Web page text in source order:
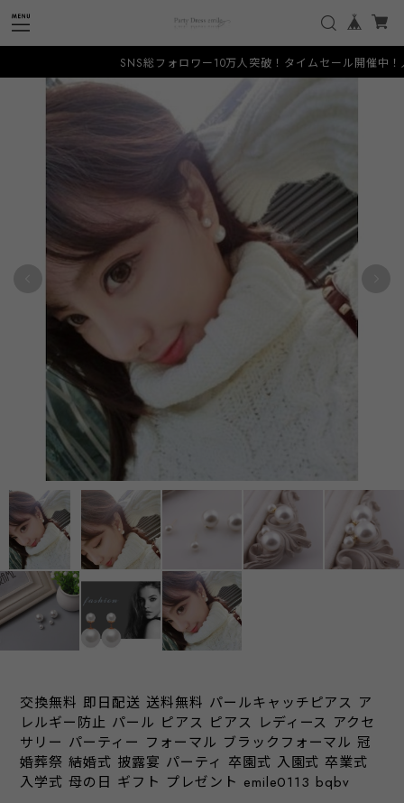
SNS総フォロワー10万人突破！タイムセール開催中！
交換無料 即日配送 送料無料 パールキャッチピアス ア
レルギー防止 パール ピアス ピアス レディース アクセ
サリー パーティー フォーマル ブラックフォーマル 冠
婚葬祭 結婚式 披露宴 パーティ 卒園式 入園式 卒業式
入学式 母の日 ギフト プレゼント emile0113 bqbv